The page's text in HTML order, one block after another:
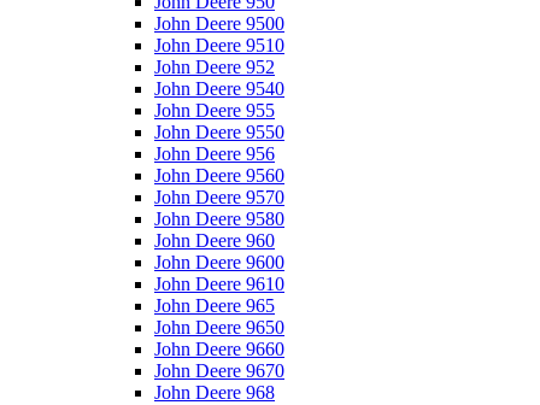
John Deere 9500
John Deere 9510
John Deere 952
John Deere 9540
John Deere 955
John Deere 9550
John Deere 956
John Deere 9560
John Deere 9570
John Deere 9580
John Deere 960
John Deere 9600
John Deere 9610
John Deere 965
John Deere 9650
John Deere 9660
John Deere 9670
John Deere 968